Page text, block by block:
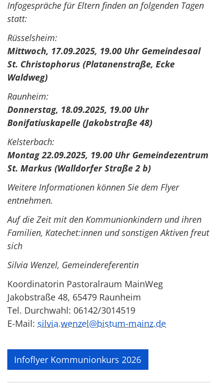
Infogespräche für Eltern finden an folgenden Tagen
statt:
Rüsselsheim:
Mittwoch, 17.09.2025, 19.00 Uhr Gemeindesaal
St. Christophorus (Platanenstraße, Ecke
Waldweg)
Raunheim:
Donnerstag, 18.09.2025, 19.00 Uhr
Bonifatiuskapelle (Jakobstraße 48)
Kelsterbach:
Montag 22.09.2025, 19.00 Uhr Gemeindezentrum
St. Markus (Walldorfer Straße 2 b)
Weitere Informationen können Sie dem Flyer
entnehmen.
Auf die Zeit mit den Kommunionkindern und ihren
Familien, Katechet:innen und sonstigen Aktiven freut
sich
Silvia Wenzel, Gemeindereferentin
Koordinatorin Pastoralraum MainWeg
Jakobstraße 48, 65479 Raunheim
Tel. Durchwahl: 06142/3014519
E-Mail: silvia.wenzel@bistum-mainz.de
Infoflyer Kommunionkurs 2026